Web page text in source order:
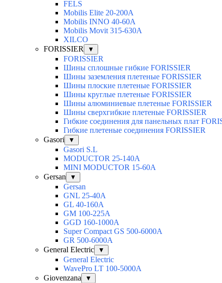
FELS
Mobilis Elite 20-200А
Mobilis INNO 40-60А
Mobilis Movit 315-630А
XILCO
FORISSIER
▼
FORISSIER
Шины сплошные гибкие FORISSIER
Шины заземления плетеные FORISSIER
Шины плоские плетеные FORISSIER
Шины круглые плетеные FORISSIER
Шины алюминиевые плетеные FORISSIER
Шины сверхгибкие плетеные FORISSIER
Гибкие соединения для панельных плат
Гибкие плетеные соединения FORISSIER
Gasori
▼
Gasori S.L
MODUCTOR 25-140А
MINI MODUCTOR 15-60A
Gersan
▼
Gersan
GNL 25-40A
GL 40-160A
GM 100-225A
GGD 160-1000A
Super Compact GS 500-6000A
GR 500-6000A
General Electric
▼
General Electric
WavePro LT 100-5000А
Giovenzana
▼